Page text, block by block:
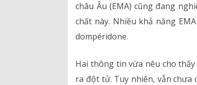
châu Âu (EMA) cũng đang
chất này. Nhiều khả năng
dompéridone.
Hai thông tin vừa nêu cho
ra đột tử. Tuy nhiên, vẫn chưa